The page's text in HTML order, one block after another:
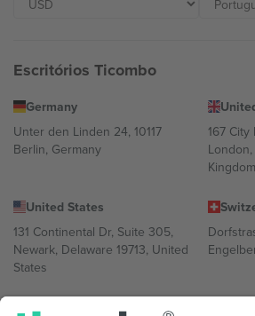
Escritórios Ticombo
Germany
Unter den Linden 24, 10117
Berlin, Germany
167
London,
Kingdom
United States
131 Continental Dr, Suite 305,
Newark, Delaware 19713, United
States
Bulgaria